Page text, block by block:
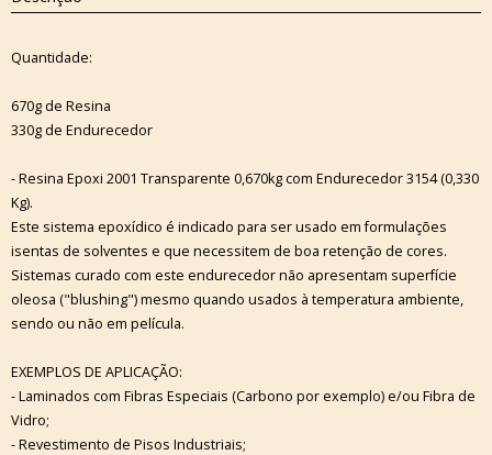
Quantidade:
670g de Resina
330g de Endurecedor
- Resina Epoxi 2001 Transparente 0,670kg com Endurecedor 3154 (0,330
Kg).
Este sistema epoxídico é indicado para ser usado em formulações
isentas de solventes e que necessitem de boa retenção de cores.
Sistemas curado com este endurecedor não apresentam superfície
oleosa ("blushing") mesmo quando usados à temperatura ambiente,
sendo ou não em película.
EXEMPLOS DE APLICAÇÃO:
- Laminados com Fibras Especiais (Carbono por exemplo) e/ou Fibra de
Vidro;
- Revestimento de Pisos Industriais;